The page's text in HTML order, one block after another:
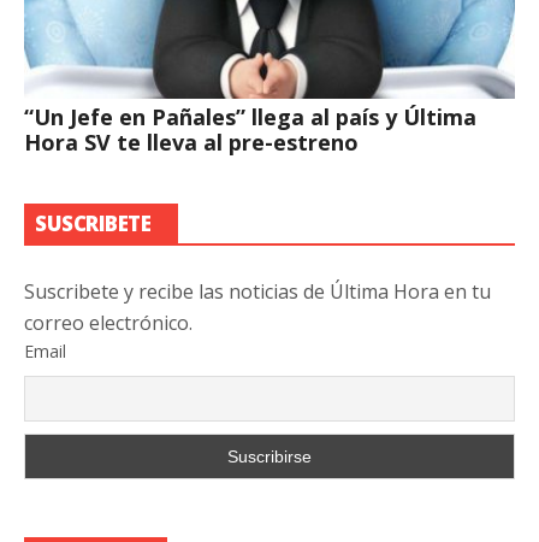
“Un Jefe en Pañales” llega al país y Última
Hora SV te lleva al pre-estreno
SUSCRIBETE
Suscribete y recibe las noticias de Última Hora en tu
correo electrónico.
Email